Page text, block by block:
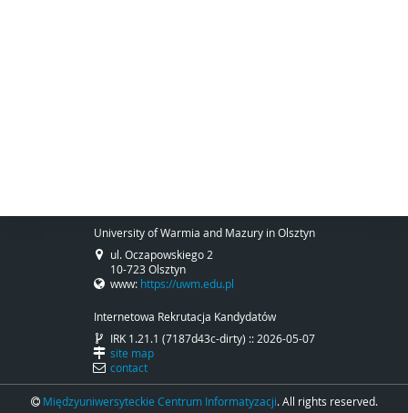
University of Warmia and Mazury in Olsztyn
ul. Oczapowskiego 2
10-723 Olsztyn
www: https://uwm.edu.pl
Internetowa Rekrutacja Kandydatów
IRK 1.21.1 (7187d43c-dirty) :: 2026-05-07
site map
contact
Międzyuniwersyteckie Centrum Informatyzacji. All rights reserved.